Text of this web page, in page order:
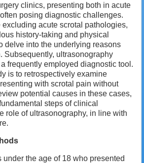
clinics, presenting both in acute
posing diagnostic challenges.
excluding acute scrotal pathologies,
history-taking and physical
delve into the underlying reasons
Subsequently, ultrasonography
frequently employed diagnostic tool.
is to retrospectively examine
with scrotal pain without
potential causes in these cases,
steps of clinical
role of ultrasonography, in line with
under the age of 18 who presented